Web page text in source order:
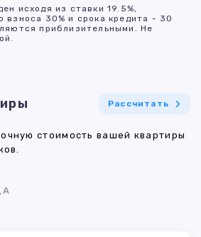
исходя из ставки 19.5%,
взноса 30% и срока кредита - 30
приблизительными. Не
Рассчитать
стоимость вашей квартиры